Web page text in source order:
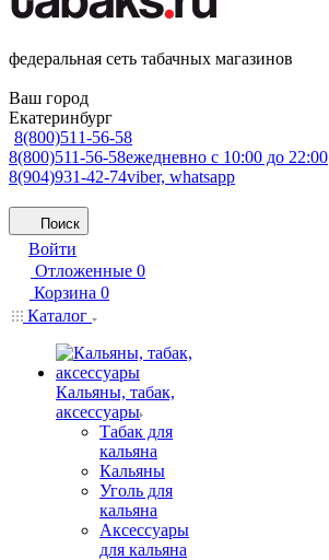
федеральная сеть табачных магазинов
Ваш город
Екатеринбург
8(800)511-56-58
8(800)511-56-58ежедневно с 10:00 до 22:00
8(904)931-42-74viber, whatsapp
Поиск
Войти
Отложенные 0
Корзина 0
Каталог
Кальяны, табак,
аксессуары
Табак для
кальяна
Кальяны
Уголь для
кальяна
Аксессуары
для кальяна